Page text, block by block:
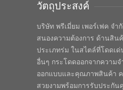
วัตถุประสงค์
บริษัท พรีเมี่ยม เพอร์เฟค จำ
สนองความต้องการ ด้านสิน
ประเภทร่ม ในสไตล์ที่โดดเ
อื่นๆ กระโดดออกจากความจ
ออกแบบและคุณภาพสินค้า ค
สวยงามพร้อมการรับประกั